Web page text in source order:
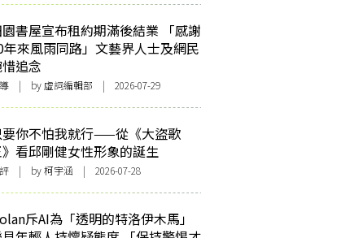
書屋宣布租約期滿後結業 「感謝
年來風雨同路」文藝界人士及網民
追念
| by 虛詞編輯部 | 2026-07-29
要你不怕我就行——從《大盜歌
看邱剛健女性形象的誕生
| by 柯宇涵 | 2026-07-28
斥AI為「透明的特洛伊木馬」